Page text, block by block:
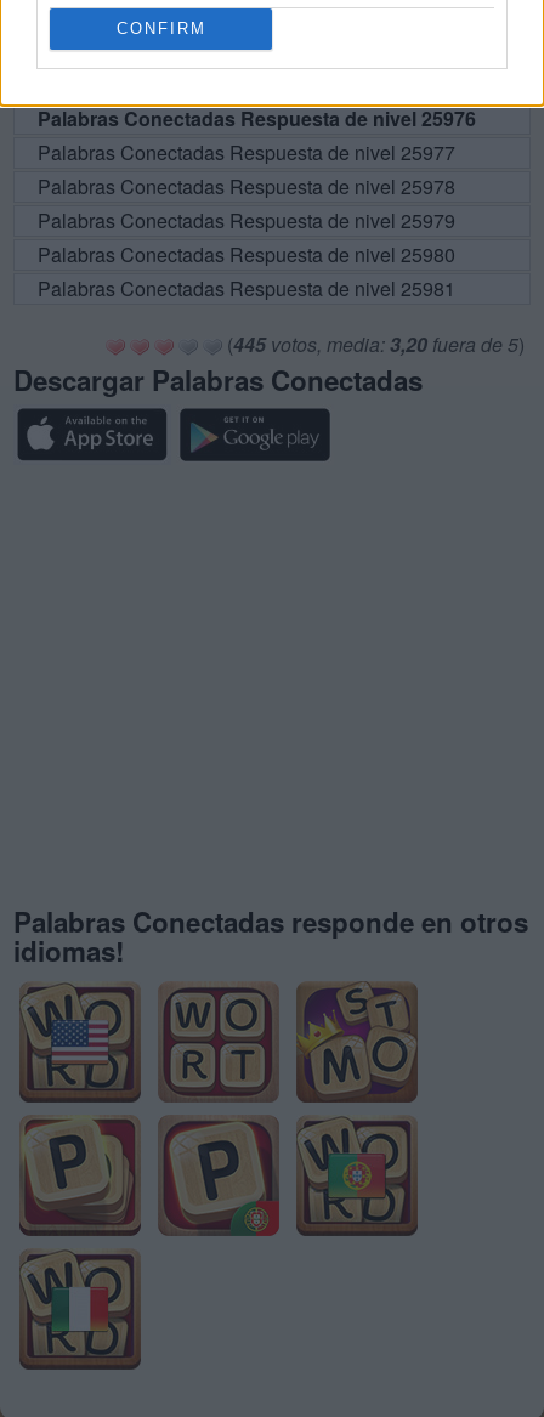
CONFIRM
Palabras Conectadas Respuesta de nivel 25973
Palabras Conectadas Respuesta de nivel 25974
Palabras Conectadas Respuesta de nivel 25976
Palabras Conectadas Respuesta de nivel 25977
Palabras Conectadas Respuesta de nivel 25978
Palabras Conectadas Respuesta de nivel 25979
Palabras Conectadas Respuesta de nivel 25980
Palabras Conectadas Respuesta de nivel 25981
(445votos, media: 3,20 fuera de 5)
Descargar Palabras Conectadas
Palabras Conectadas responde en otros
idiomas!